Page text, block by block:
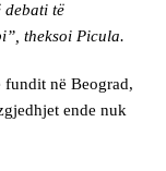
debati të
theksoi Picula.
në Beograd,
ende nuk